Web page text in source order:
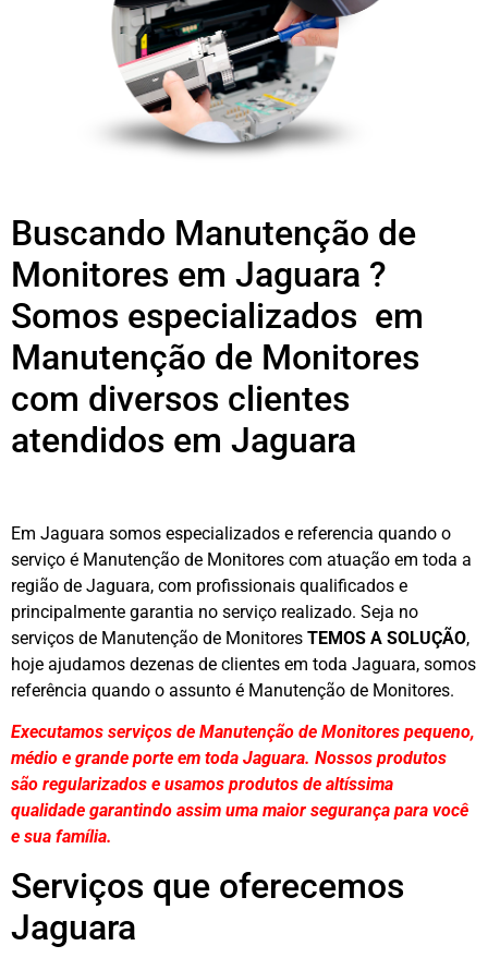
Buscando Manutenção de
Monitores em Jaguara ?
Somos especializados em
Manutenção de Monitores
com diversos clientes
atendidos em Jaguara
Em Jaguara somos especializados e referencia quando o
serviço é Manutenção de Monitores com atuação em toda a
região de Jaguara, com profissionais qualificados e
principalmente garantia no serviço realizado. Seja no
serviços de Manutenção de Monitores TEMOS A SOLUÇÃO,
hoje ajudamos dezenas de clientes em toda Jaguara, somos
referência quando o assunto é Manutenção de Monitores.
Executamos serviços de Manutenção de Monitores pequeno,
médio e grande porte em toda Jaguara. Nossos produtos
são regularizados e usamos produtos de altíssima
qualidade garantindo assim uma maior segurança para você
e sua família.
Serviços que oferecemos
Jaguara